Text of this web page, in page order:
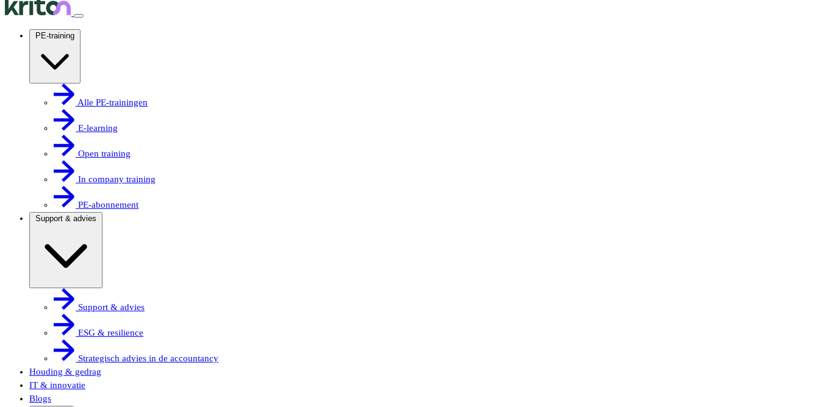
PE-training
Alle PE-trainingen
E-learning
Open training
In company training
PE-abonnement
Support & advies
Support & advies
ESG & resilience
Strategisch advies in de accountancy
Houding & gedrag
IT & innovatie
Blogs